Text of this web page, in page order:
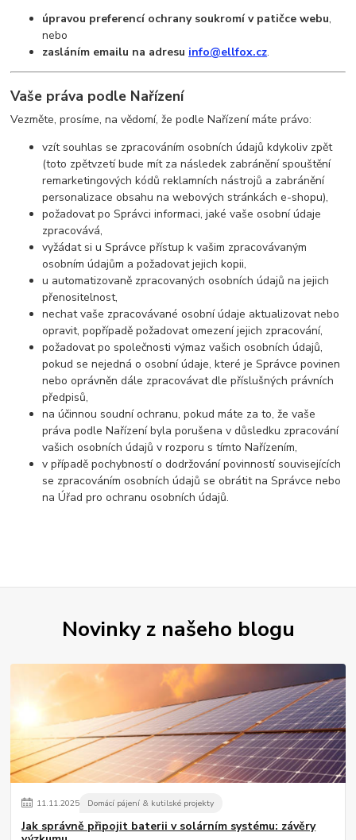
úpravou preferencí ochrany soukromí v patičce webu,
nebo
zasláním emailu na adresu info@ellfox.cz.
Vaše práva podle Nařízení
Vezměte, prosíme, na vědomí, že podle Nařízení máte právo:
vzít souhlas se zpracováním osobních údajů kdykoliv zpět
(toto zpětvzetí bude mít za následek zabránění spouštění
remarketingových kódů reklamních nástrojů a zabránění
personalizace obsahu na webových stránkách e-shopu),
požadovat po Správci informaci, jaké vaše osobní údaje
zpracovává,
vyžádat si u Správce přístup k vašim zpracovávaným
osobním údajům a požadovat jejich kopii,
u automatizovaně zpracovaných osobních údajů na jejich
přenositelnost,
nechat vaše zpracovávané osobní údaje aktualizovat nebo
opravit, popřípadě požadovat omezení jejich zpracování,
požadovat po společnosti výmaz vašich osobních údajů,
pokud se nejedná o osobní údaje, které je Správce povinen
nebo oprávněn dále zpracovávat dle příslušných právních
předpisů,
na účinnou soudní ochranu, pokud máte za to, že vaše
práva podle Nařízení byla porušena v důsledku zpracování
vašich osobních údajů v rozporu s tímto Nařízením,
v případě pochybností o dodržování povinností souvisejících
se zpracováním osobních údajů se obrátit na Správce nebo
na Úřad pro ochranu osobních údajů.
Novinky z našeho blogu
11.11.2025 Domácí pájení & kutilské projekty
Jak správně připojit baterii v solárním systému: závěry